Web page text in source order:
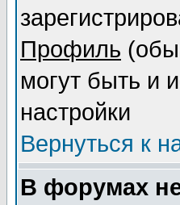
Профиль
могут быть и
настройки
Вернуться к
В форумах